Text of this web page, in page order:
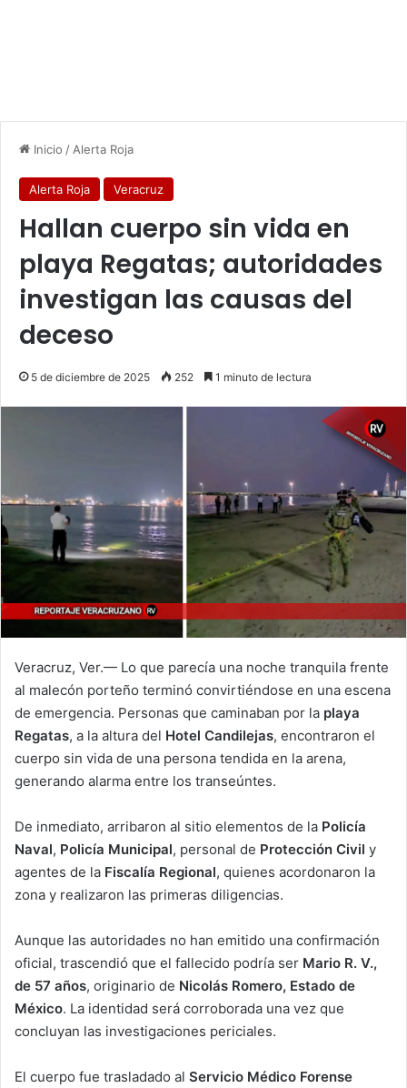
Inicio / Alerta Roja
Alerta Roja Veracruz
Hallan cuerpo sin vida en
playa Regatas; autoridades
investigan las causas del
deceso
5 de diciembre de 2025 252 1 minuto de lectura
Veracruz, Ver.— Lo que parecía una noche tranquila frente
al malecón porteño terminó convirtiéndose en una escena
de emergencia. Personas que caminaban por la playa
Regatas, a la altura del Hotel Candilejas, encontraron el
cuerpo sin vida de una persona tendida en la arena,
generando alarma entre los transeúntes.
De inmediato, arribaron al sitio elementos de la Policía
Naval, Policía Municipal, personal de Protección Civil y
agentes de la Fiscalía Regional, quienes acordonaron la
zona y realizaron las primeras diligencias.
Aunque las autoridades no han emitido una confirmación
oficial, trascendió que el fallecido podría ser Mario R. V.,
de 57 años, originario de Nicolás Romero, Estado de
México. La identidad será corroborada una vez que
concluyan las investigaciones periciales.
El cuerpo fue trasladado al Servicio Médico Forense